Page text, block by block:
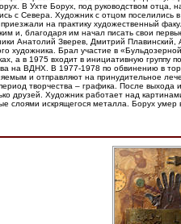
В Ухте Борух, под руководством отца,
с Севера. Художник с отцом
приезжали на практику художественный
и, благодаря им начал писать свои
Анатолий Зверев, Дмитрий Плавинский,
художника. Брал участие в
а в 1975 входит в инициативную
на ВДНХ. В 1977-1978 по обвинению в
и отправляют на принудительное
творчества – графика. После выхода
друзей. Художник работает над
слоями искрящегося металла. Борух умер